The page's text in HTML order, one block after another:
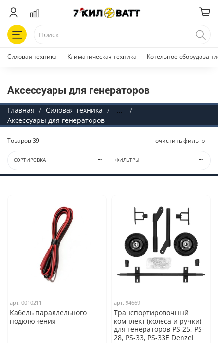
Силовая техника Климатическая техника Котельное
Аксессуары для генераторов
Главная Силовая техника
...
Аксессуары для генераторов
Товаров39 очистить фильтр
СОРТИРОВКА ФИЛЬТРЫ
арт.0010211
Кабель параллельного
подключения
арт.94669
Транспортировочный
комплект (колеса и ручки)
для генераторов PS-25, PS-
28, PS-33, PS-33E Denzel